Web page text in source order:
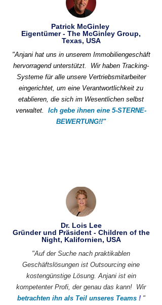
Patrick McGinley
Eigentümer - The McGinley Group,
Texas, USA
"Anjani hat uns in unserem Immobiliengeschäft
hervorragend unterstützt.
Wir haben Tracking-
Systeme für alle unsere Vertriebsmitarbeiter
eingerichtet, um eine Verantwortlichkeit zu
etablieren, die sich im Wesentlichen selbst
verwaltet.
Ich gebe ihnen eine 5-STERNE-
BEWERTUNG!!"
Dr. Lois Lee
Gründer und Präsident - Children of the
Night, Kalifornien, USA
"Auf der Suche nach praktikablen
Geschäftslösungen ist Outsourcing eine
kostengünstige Lösung. Anjani ist ein
kompetenter Profi, der genau das kann! Wir
betrachten ihn als Teil unseres Teams ! "